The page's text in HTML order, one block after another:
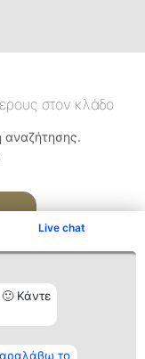
Live chat
Κάντε
το
στον κλάδο
αναζήτησης.
Επικοινωνία
Επικοινωνία